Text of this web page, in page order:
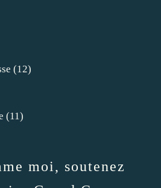
(12)
(11)
moi, soutenez